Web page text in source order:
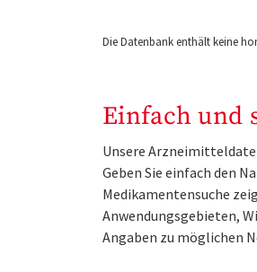
Die Datenbank enthält keine
Einfach und
Unsere
Geben Sie einfach den
Medikamentensuche
Anwendungsgebieten,
Angaben zu möglichen